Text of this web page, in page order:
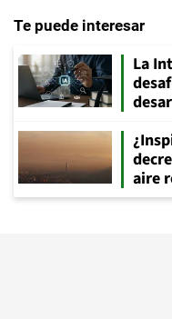
Te puede interesar
La
aire